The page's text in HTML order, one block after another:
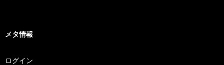
メタ情報
ログイン